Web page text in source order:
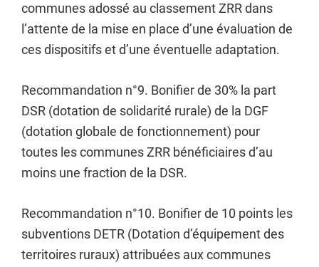
communes adossé au classement ZRR dans
l’attente de la mise en place d’une évaluation de
ces dispositifs et d’une éventuelle adaptation.
Recommandation n°9. Bonifier de 30% la part
DSR (dotation de solidarité rurale) de la DGF
(dotation globale de fonctionnement) pour
toutes les communes ZRR bénéficiaires d’au
moins une fraction de la DSR.
Recommandation n°10. Bonifier de 10 points les
subventions DETR (Dotation d’équipement des
territoires ruraux) attribuées aux communes